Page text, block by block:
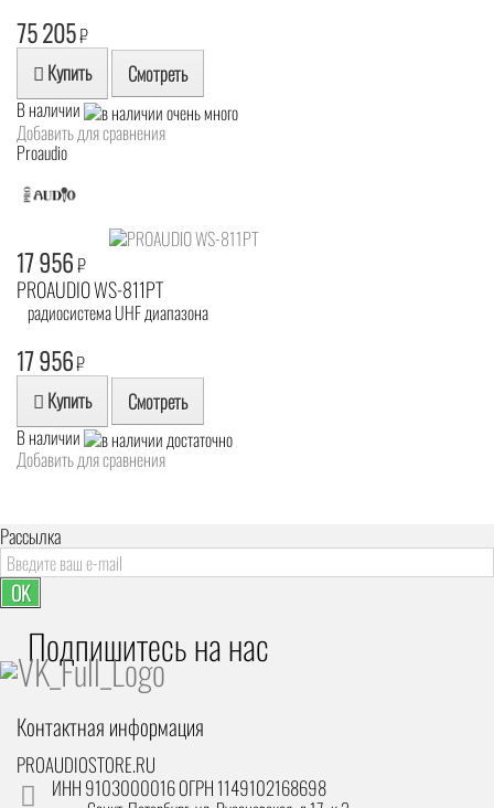
75 205₽
Купить Смотреть
В наличии
Добавить для сравнения
Proaudio
17 956₽
PROAUDIO WS-811PT
радиосистема UHF диапазона
17 956₽
Купить Смотреть
В наличии
Добавить для сравнения
Рассылка
OK
Подпишитесь на наc
Контактная информация
PROAUDIOSTORE.RU
ИНН 9103000016 ОГРН 1149102168698